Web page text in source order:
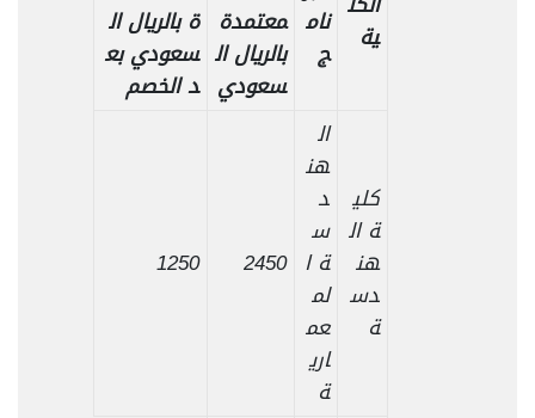
ية
نام
ج
معتمدة
بالريال ال
سعودي
ة بالريال ال
سعودي بع
د الخصم
كلي
ة ال
هن
دس
ة
ال
هن
د
س
ة ا
لم
عم
اري
ة
2450
1250